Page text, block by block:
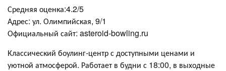
Средняя оценка:4.2/5
Адрес: ул. Олимпийская, 9/1
Официальный сайт: asteroid-bowling.ru
Классический боулинг-центр с доступными ценами и
уютной атмосферой. Работает в будни с 18:00, в выходные